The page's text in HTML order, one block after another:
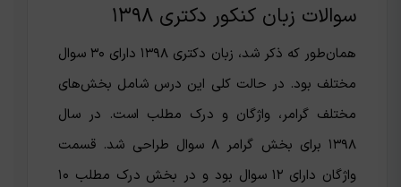
سوالات زبان کنکور دکتری ۱۳۹۸
همان‌طور که ذکر شد، زبان دکتری ۱۳۹۸ دارای ۳۰ سوال
مختلف بود. در حالت کلی این درس شامل بخش‌های
مختلف گرامر، واژگان و درک مطلب است. در سال
۱۳۹۸ برای بخش گرامر ۸ سوال طراحی شد. قسمت
واژگان دارای ۱۲ سوال بود و در بخش درک مطلب ۱۰